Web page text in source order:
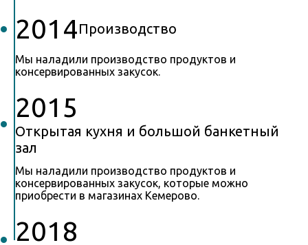
2014Производство
Мы наладили производство продуктов и
консервированных закусок.
2015
Открытая кухня и большой банкетный
зал
Мы наладили производство продуктов и
консервированных закусок, которые можно
приобрести в магазинах Кемерово.
2018